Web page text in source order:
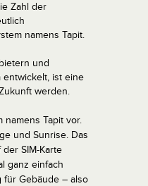
Zahl der
namens Tapit.
und
entwickelt, ist eine
werden.
namens Tapit vor.
und Sunrise. Das
SIM-Karte
ganz einfach
für Gebäude – also